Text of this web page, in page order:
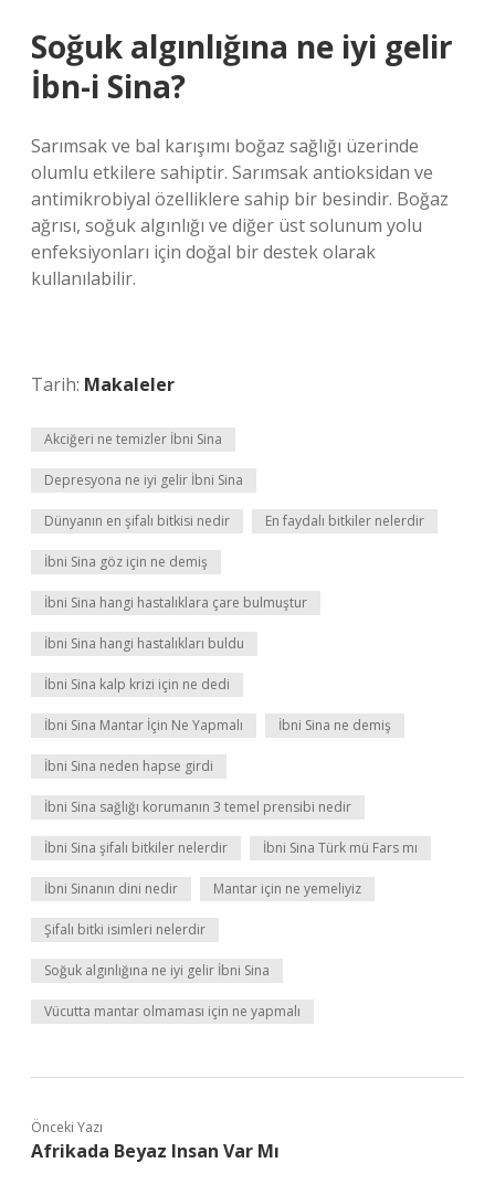
Soğuk algınlığına ne iyi gelir
İbn-i Sina?
Sarımsak ve bal karışımı boğaz sağlığı üzerinde
olumlu etkilere sahiptir. Sarımsak antioksidan ve
antimikrobiyal özelliklere sahip bir besindir. Boğaz
ağrısı, soğuk algınlığı ve diğer üst solunum yolu
enfeksiyonları için doğal bir destek olarak
kullanılabilir.
Tarih: Makaleler
Akciğeri ne temizler İbni Sina
Depresyona ne iyi gelir İbni Sina
Dünyanın en şifalı bitkisi nedir En faydalı bitkiler nelerdir
İbni Sina göz için ne demiş
İbni Sina hangi hastalıklara çare bulmuştur
İbni Sina hangi hastalıkları buldu
İbni Sina kalp krizi için ne dedi
İbni Sina Mantar İçin Ne Yapmalı İbni Sina ne demiş
İbni Sina neden hapse girdi
İbni Sina sağlığı korumanın 3 temel prensibi nedir
İbni Sina şifalı bitkiler nelerdir İbni Sina Türk mü Fars mı
İbni Sinanın dini nedir Mantar için ne yemeliyiz
Şifalı bitki isimleri nelerdir
Soğuk algınlığına ne iyi gelir İbni Sina
Vücutta mantar olmaması için ne yapmalı
Önceki Yazı
Afrikada Beyaz Insan Var Mı